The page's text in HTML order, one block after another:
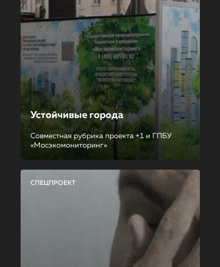
Устойчивые города
Совместная рубрика проекта +1 и ГПБУ
«Мосэкомониторинг»
СПЕЦПРОЕКТ